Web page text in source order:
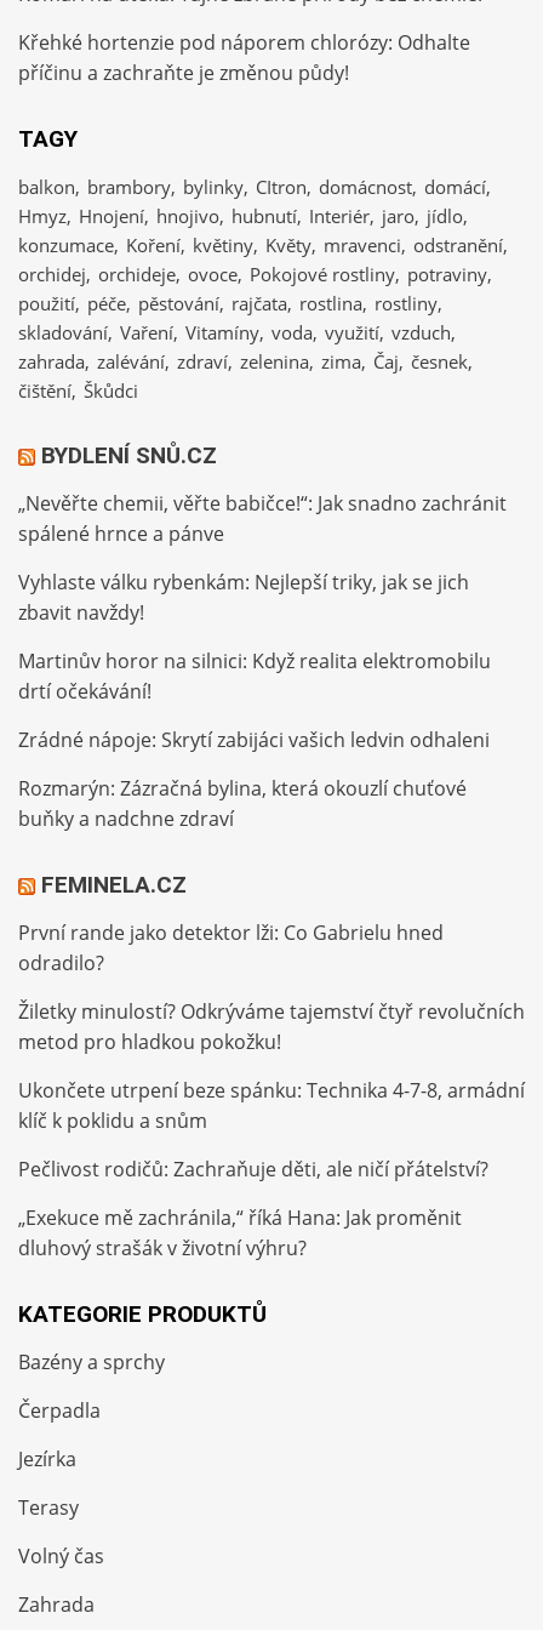
Křehké hortenzie pod náporem chlorózy: Odhalte
příčinu a zachraňte je změnou půdy!
TAGY
balkon brambory bylinky CItron domácnost domácí
Hmyz Hnojení hnojivo hubnutí Interiér jaro jídlo
konzumace Koření květiny Květy mravenci odstranění
orchidej orchideje ovoce Pokojové rostliny potraviny
použití péče pěstování rajčata rostlina rostliny
skladování Vaření Vitamíny voda využití vzduch
zahrada zalévání zdraví zelenina zima Čaj česnek
čištění Škůdci
BYDLENÍ SNŮ.CZ
„Nevěřte chemii, věřte babičce!“: Jak snadno zachránit
spálené hrnce a pánve
Vyhlaste válku rybenkám: Nejlepší triky, jak se jich
zbavit navždy!
Martinův horor na silnici: Když realita elektromobilu
drtí očekávání!
Zrádné nápoje: Skrytí zabijáci vašich ledvin odhaleni
Rozmarýn: Zázračná bylina, která okouzlí chuťové
buňky a nadchne zdraví
FEMINELA.CZ
První rande jako detektor lži: Co Gabrielu hned
odradilo?
Žiletky minulostí? Odkrýváme tajemství čtyř revolučních
metod pro hladkou pokožku!
Ukončete utrpení beze spánku: Technika 4-7-8, armádní
klíč k poklidu a snům
Pečlivost rodičů: Zachraňuje děti, ale ničí přátelství?
„Exekuce mě zachránila,“ říká Hana: Jak proměnit
dluhový strašák v životní výhru?
KATEGORIE PRODUKTŮ
Bazény a sprchy
Čerpadla
Jezírka
Terasy
Volný čas
Zahrada